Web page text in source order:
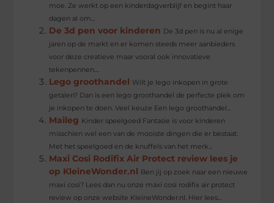
moe. Ze werkt op een kinderdagverblijf en begint haar
dagen al om...
De 3d pen voor kinderen De 3d pen is nu al enige
jaren op de markt en er komen steeds meer aanbieders
voor deze creatieve maar vooral ook innovatieve
tekenpennen....
Lego groothandel Wilt je lego inkopen in grote
getalen? Dan is een lego groothandel de perfecte plek om
je inkopen te doen. Veel keuze Een lego groothandel...
Maileg Kinder speelgoed Fantasie is voor kinderen
misschien wel een van de mooiste dingen die er bestaat.
Met het speelgoed en de knuffels van het merk...
Maxi Cosi Rodifix Air Protect review lees je
op KleineWonder.nl Ben jij op zoek naar een nieuwe
maxi cosi? Lees dan nu onze maxi cosi rodifix air protect
review op onze website KleineWonder.nl. Hier lees...